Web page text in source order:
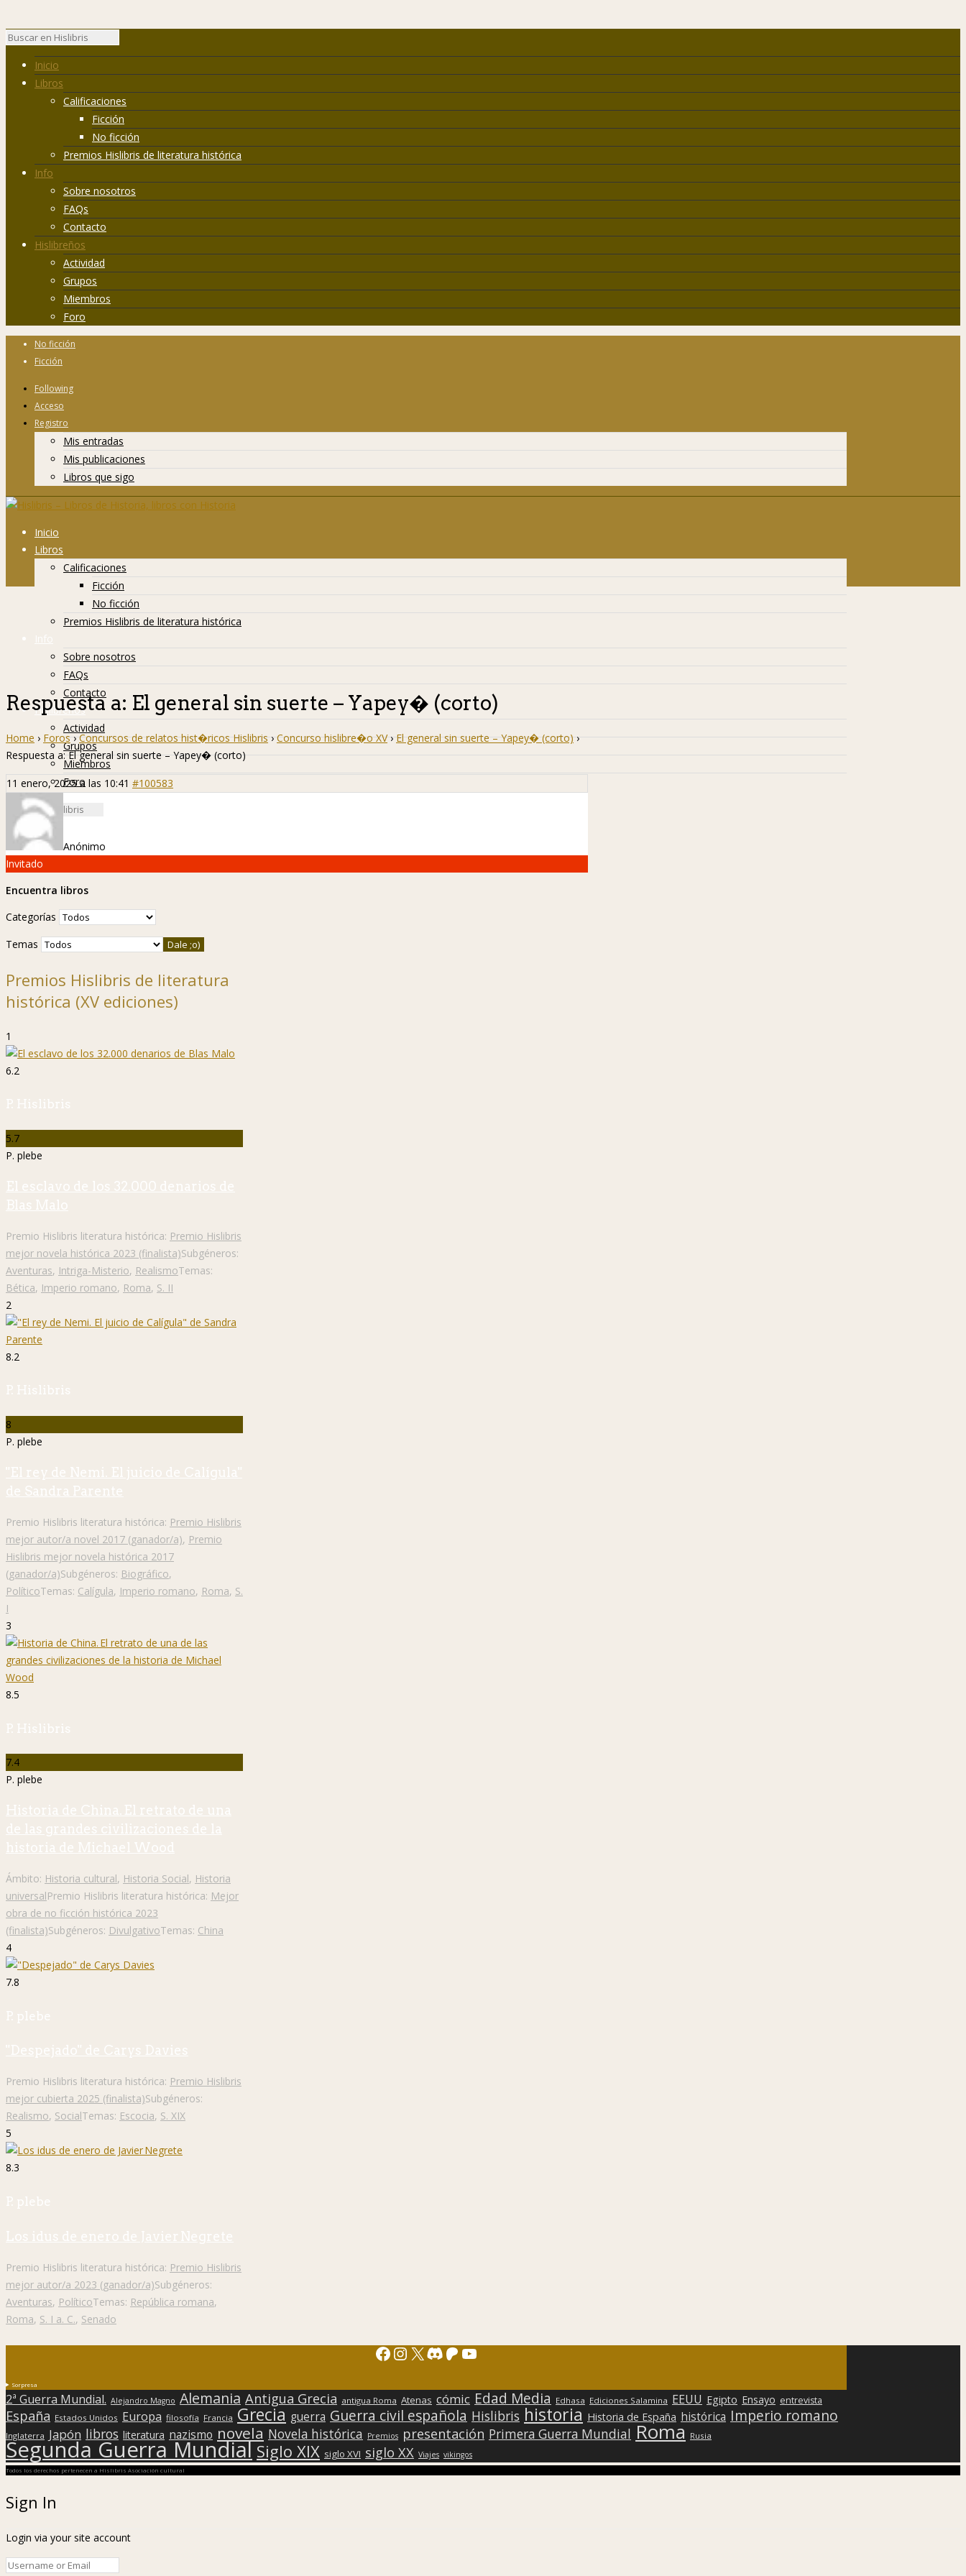
Inicio
Libros
Calificaciones
Ficción
No ficción
Premios Hislibris de literatura histórica
Info
Sobre nosotros
FAQs
Contacto
Hislibreños
Actividad
Grupos
Miembros
Foro
No ficción
Ficción
Following
Acceso
Registro
Mis entradas
Mis publicaciones
Libros que sigo
Inicio
Libros
Calificaciones
Ficción
No ficción
Premios Hislibris de literatura histórica
Info
Sobre nosotros
FAQs
Contacto
Hislibreños
Actividad
Grupos
Miembros
Foro
Respuesta a: El general sin suerte – Yapey� (corto)
Home › Foros › Concursos de relatos hist�ricos Hislibris › Concurso hislibre�o XV › El general sin suerte – Yapey� (corto) ›
Respuesta a: El general sin suerte – Yapey� (corto)
11 enero, 2025 a las 10:41 #100583
Anónimo
Invitado
Encuentra libros
Categorías
Temas
Premios Hislibris de literatura
histórica (XV ediciones)
1
6.2
P. Hislibris
5.7
P. plebe
El esclavo de los 32.000 denarios de
Blas Malo
Premio Hislibris literatura histórica: Premio Hislibris
mejor novela histórica 2023 (finalista)Subgéneros:
Aventuras, Intriga-Misterio, RealismoTemas:
Bética, Imperio romano, Roma, S. II
2
8.2
P. Hislibris
8
P. plebe
"El rey de Nemi. El juicio de Calígula"
de Sandra Parente
Premio Hislibris literatura histórica: Premio Hislibris
mejor autor/a novel 2017 (ganador/a), Premio
Hislibris mejor novela histórica 2017
(ganador/a)Subgéneros: Biográfico,
PolíticoTemas: Calígula, Imperio romano, Roma, S.
I
3
8.5
P. Hislibris
7.4
P. plebe
Historia de China. El retrato de una
de las grandes civilizaciones de la
historia de Michael Wood
Ámbito: Historia cultural, Historia Social, Historia
universalPremio Hislibris literatura histórica: Mejor
obra de no ficción histórica 2023
(finalista)Subgéneros: DivulgativoTemas: China
4
7.8
P. plebe
"Despejado" de Carys Davies
Premio Hislibris literatura histórica: Premio Hislibris
mejor cubierta 2025 (finalista)Subgéneros:
Realismo, SocialTemas: Escocia, S. XIX
5
8.3
P. plebe
Los idus de enero de Javier Negrete
Premio Hislibris literatura histórica: Premio Hislibris
mejor autor/a 2023 (ganador/a)Subgéneros:
Aventuras, PolíticoTemas: República romana,
Roma, S. I a. C., Senado
Facebook
Instagram
X Discord
Patreon
YouTube
Sorpresa
2ª Guerra Mundial. Alejandro Magno Alemania Antigua Grecia antigua Roma Atenas cómic Edad Media Edhasa Ediciones Salamina EEUU Egipto Ensayo entrevista
España Estados Unidos Europa filosofía Francia Grecia guerra Guerra civil española Hislibris historia Historia de España histórica Imperio romano
Inglaterra Japón libros literatura nazismo novela Novela histórica Premios presentación Primera Guerra Mundial Roma Rusia
Segunda Guerra Mundial Siglo XIX siglo XVI siglo XX Viajes vikingos
Todos los derechos pertenecen a Hislibris Asociación cultural
Sign In
Login via your site account